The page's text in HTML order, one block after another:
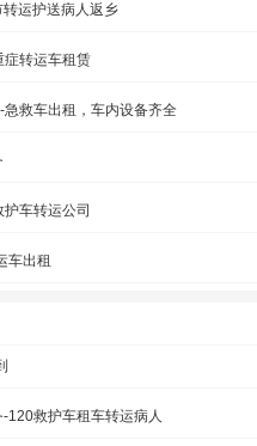
运护送病人返乡
症转运车租赁
救车出租，车内设备齐全
车转运公司
车出租
120救护车租车转运病人